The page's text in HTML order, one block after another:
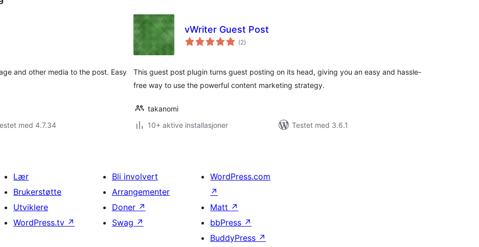
and other media to the post. Easy
med 4.7.34
vWriter Guest Post
(2totale
vurderinger
)
This guest post plugin turns guest posting on its head, giving you an easy and hassle-
free way to use the powerful content marketing strategy.
takanomi
10+ aktive installasjoner
Testet med 3.6.1
Lær
Brukerstøtte
Utviklere
WordPress.tv ↗
Bli involvert
Arrangementer
Doner ↗
Swag ↗
WordPress.com
↗
Matt ↗
bbPress ↗
BuddyPress ↗